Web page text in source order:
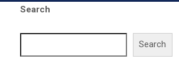
Search
Search